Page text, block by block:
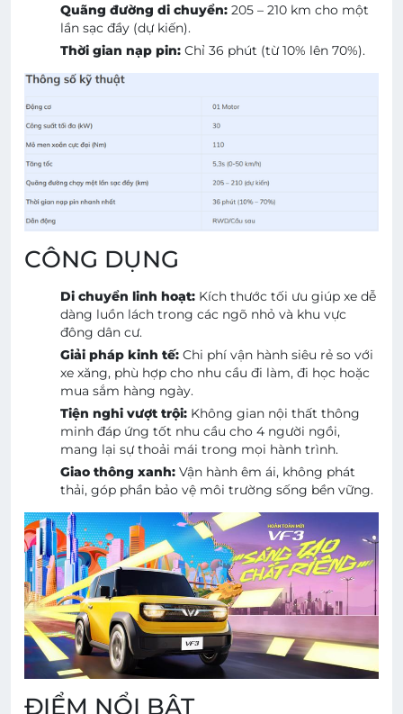
Quãng đường di chuyển: 205 – 210 km cho một
lần sạc đầy (dự kiến).
Thời gian nạp pin: Chỉ 36 phút (từ 10% lên 70%).
CÔNG DỤNG
Di chuyển linh hoạt: Kích thước tối ưu giúp xe dễ
dàng luồn lách trong các ngõ nhỏ và khu vực
đông dân cư.
Giải pháp kinh tế: Chi phí vận hành siêu rẻ so với
xe xăng, phù hợp cho nhu cầu đi làm, đi học hoặc
mua sắm hàng ngày.
Tiện nghi vượt trội: Không gian nội thất thông
minh đáp ứng tốt nhu cầu cho 4 người ngồi,
mang lại sự thoải mái trong mọi hành trình.
Giao thông xanh: Vận hành êm ái, không phát
thải, góp phần bảo vệ môi trường sống bền vững.
ĐIỂM NỔI BẬT